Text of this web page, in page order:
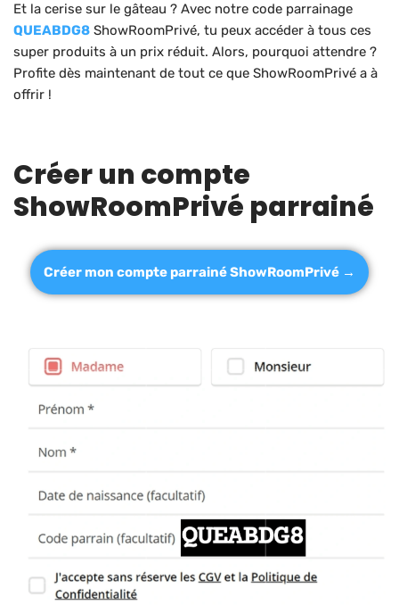
Et la cerise sur le gâteau ? Avec notre code parrainage
QUEABDG8 ShowRoomPrivé, tu peux accéder à tous ces
super produits à un prix réduit. Alors, pourquoi attendre ?
Profite dès maintenant de tout ce que ShowRoomPrivé a à
offrir !
Créer un compte
ShowRoomPrivé parrainé
Créer mon compte parrainé ShowRoomPrivé →